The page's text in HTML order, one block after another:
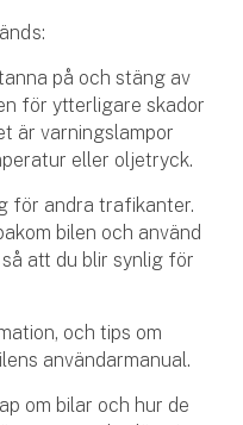
på och stäng av
för ytterligare skador
är varningslampor
eller oljetryck.
för andra trafikanter.
bilen och använd
att du blir synlig för
och tips om
användarmanual.
om bilar och hur de